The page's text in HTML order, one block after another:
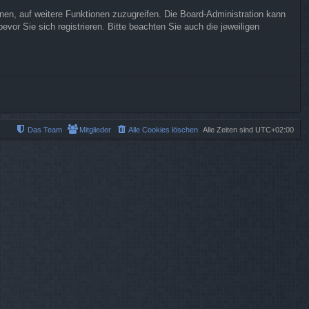
auf weitere Funktionen zuzugreifen. Die Board-Administration kann
Sie sich registrieren. Bitte beachten Sie auch die jeweiligen
Alle Zeiten sind UTC+02:00
Alle Cookies löschen
Mitglieder
Das Team